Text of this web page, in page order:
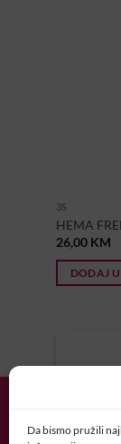
Da bismo pružili
3S
HEMA
26,00 KM
DODAJ